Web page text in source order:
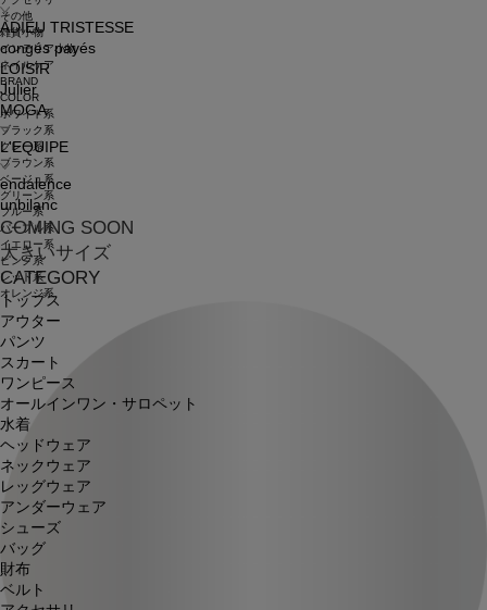
ADIEU TRISTESSE
congés payés
LOISIR
Julier
MOGA
L'EQUIPE
endalence
unbilanc
COMING SOON
大きいサイズ
CATEGORY
トップス
アウター
パンツ
スカート
ワンピース
オールインワン・サロペット
水着
ヘッドウェア
ネックウェア
レッグウェア
アンダーウェア
シューズ
バッグ
財布
ベルト
その他
雑貨小物
インテリア小物
ネイルケア
BRAND
COLOR
ホワイト系
ブラック系
グレー系
ブラウン系
ベージュ系
グリーン系
ブルー系
パープル系
イエロー系
ピンク系
レッド系
オレンジ系